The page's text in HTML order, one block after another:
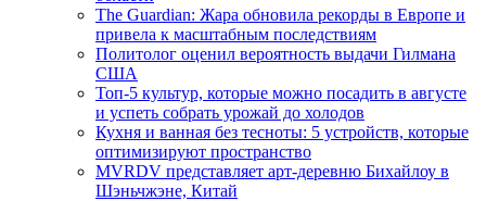
The Guardian: Жара обновила рекорды в Европе и
привела к масштабным последствиям
Политолог оценил вероятность выдачи Гилмана
США
Топ-5 культур, которые можно посадить в августе
и успеть собрать урожай до холодов
Кухня и ванная без тесноты: 5 устройств, которые
оптимизируют пространство
MVRDV представляет арт-деревню Бихайлоу в
Шэньчжэне, Китай